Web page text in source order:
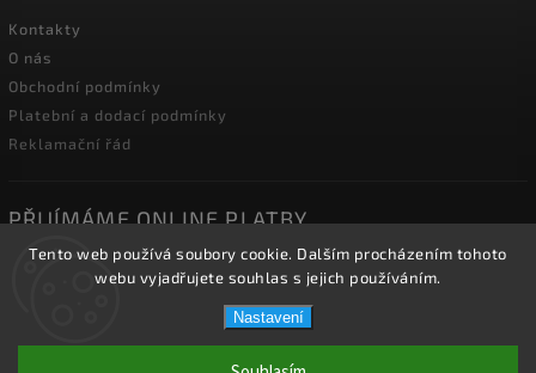
Tento web používá soubory cookie. Dalším procházením tohoto
webu vyjadřujete souhlas s jejich používáním.
Nastavení
Kontakty
O nás
Obchodní podmínky
Platební a dodací podmínky
Reklamační řád
PŘIJÍMÁME ONLINE PLATBY